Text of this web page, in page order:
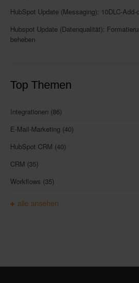
HubSpot Update (Messaging): 10DLC-
Hubspot Update (Datenqualität):
beheben
Top Themen
Integrationen (86)
E-Mail-Marketing (40)
HubSpot CRM (40)
CRM (35)
Workflows (35)
alle ansehen